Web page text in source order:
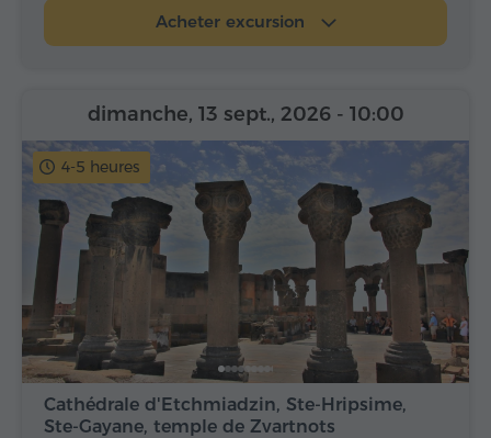
Acheter excursion
4-5 heures
Cathédrale d'Etchmiadzin, Ste-Hripsime,
Ste-Gayane, temple de Zvartnots
dimanche, 13 sept., 2026 - 10:00